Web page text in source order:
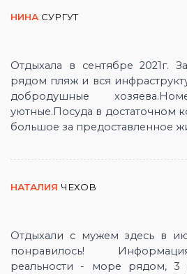
НИНА СУРГУТ
Отдыхала в сентябре 2021г.
рядом пляж и вся
добродушные
уютные.Посуда в достаточном
большое за предоставленное
НАТАЛИЯ ЧЕХОВ
Отдыхали с мужем здесь в
понравилось!
реальности - море рядом, 3